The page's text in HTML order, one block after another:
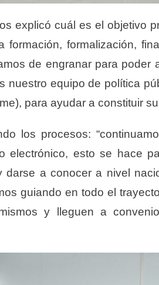
explicó cuál es el objetivo
formalización,
de engranar para
nuestro equipo de política
para ayudar a constituir
los procesos:
electrónico, esto se hace
darse a conocer a nivel
guiando en todo el
y lleguen a